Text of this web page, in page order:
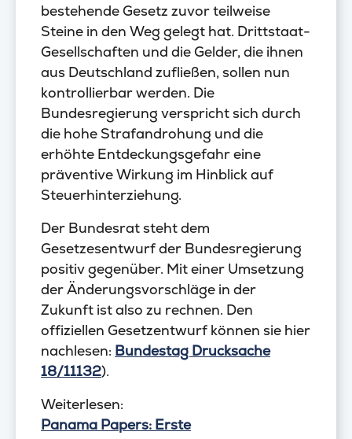
bestehende Gesetz zuvor teilweise
Steine in den Weg gelegt hat. Drittstaat-
Gesellschaften und die Gelder, die ihnen
aus Deutschland zufließen, sollen nun
kontrollierbar werden. Die
Bundesregierung verspricht sich durch
die hohe Strafandrohung und die
erhöhte Entdeckungsgefahr eine
präventive Wirkung im Hinblick auf
Steuerhinterziehung.
Der Bundesrat steht dem
Gesetzesentwurf der Bundesregierung
positiv gegenüber. Mit einer Umsetzung
der Änderungsvorschläge in der
Zukunft ist also zu rechnen. Den
offiziellen Gesetzentwurf können sie hier
nachlesen: Bundestag Drucksache
18/11132).
Weiterlesen:
Panama Papers: Erste